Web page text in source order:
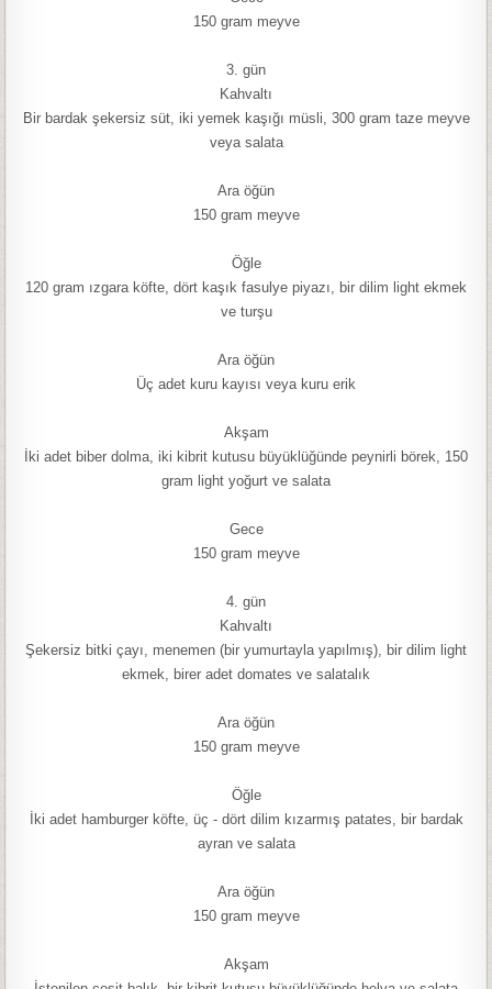
150 gram meyve
3. gün
Kahvaltı
Bir bardak şekersiz süt, iki yemek kaşığı müsli, 300 gram taze meyve
veya salata
Ara öğün
150 gram meyve
Öğle
120 gram ızgara köfte, dört kaşık fasulye piyazı, bir dilim light ekmek
ve turşu
Ara öğün
Üç adet kuru kayısı veya kuru erik
Akşam
İki adet biber dolma, iki kibrit kutusu büyüklüğünde peynirli börek, 150
gram light yoğurt ve salata
Gece
150 gram meyve
4. gün
Kahvaltı
Şekersiz bitki çayı, menemen (bir yumurtayla yapılmış), bir dilim light
ekmek, birer adet domates ve salatalık
Ara öğün
150 gram meyve
Öğle
İki adet hamburger köfte, üç - dört dilim kızarmış patates, bir bardak
ayran ve salata
Ara öğün
150 gram meyve
Akşam